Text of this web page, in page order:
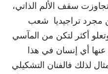
سقف الألم الذاتي،
مجرد تراجيديا شعب
أكثر لتكن من المآسي
عنها أي إنسان في هذا
لذلك فالفنان التشكيلي